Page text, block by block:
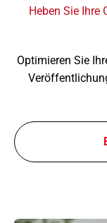
Heben Sie Ihre
Optimieren Sie